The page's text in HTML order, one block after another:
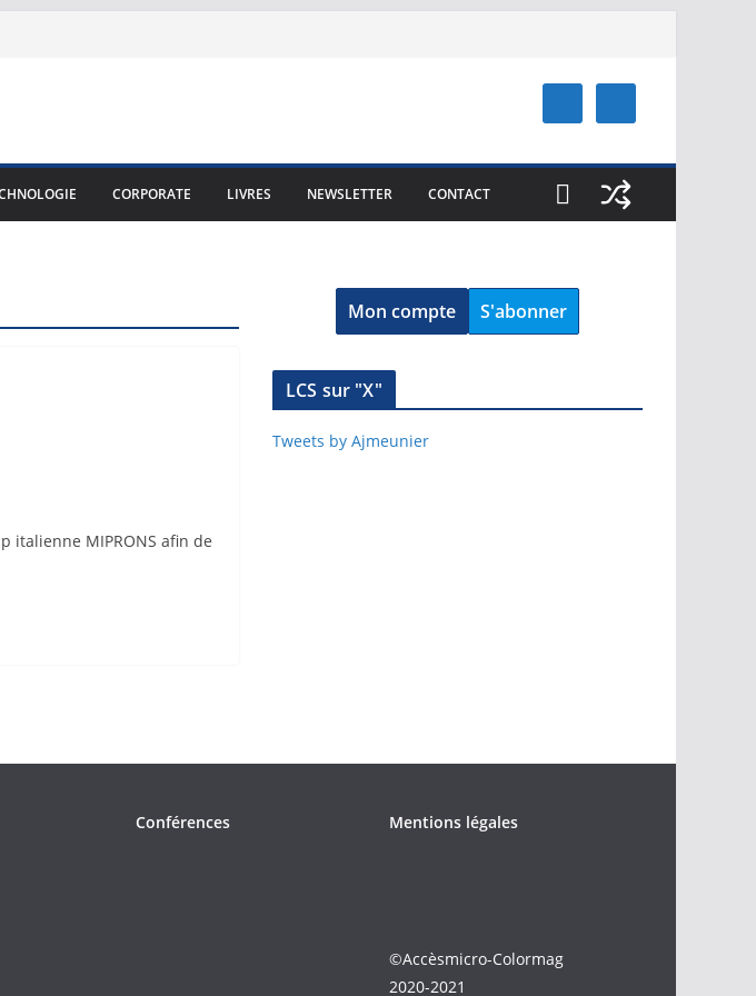
CORPORATE LIVRES NEWSLETTER CONTACT
italienne MIPRONS afin de
Mon compte S'abonner
LCS sur "X"
Tweets by Ajmeunier
Conférences Mentions légales
©Accèsmicro-Colormag
2020-2021